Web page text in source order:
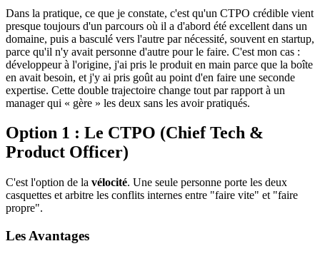
Dans la pratique, ce que je constate, c'est qu'un CTPO crédible vient
presque toujours d'un parcours où il a d'abord été excellent dans un
domaine, puis a basculé vers l'autre par nécessité, souvent en startup,
parce qu'il n'y avait personne d'autre pour le faire. C'est mon cas :
développeur à l'origine, j'ai pris le produit en main parce que la boîte
en avait besoin, et j'y ai pris goût au point d'en faire une seconde
expertise. Cette double trajectoire change tout par rapport à un
manager qui « gère » les deux sans les avoir pratiqués.
Option 1 : Le CTPO (Chief Tech &
Product Officer)
C'est l'option de la vélocité. Une seule personne porte les deux
casquettes et arbitre les conflits internes entre "faire vite" et "faire
propre".
Les Avantages